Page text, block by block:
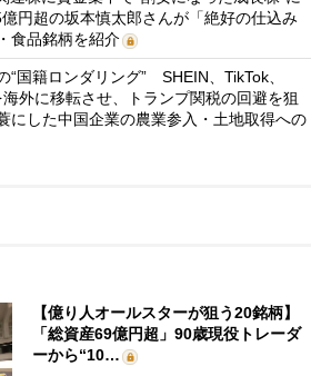
円超の坂本慎太郎さんが「絶好の仕込み
食品銘柄を紹介
“国籍ロンダリング” SHEIN、TikTok、
外に移転させ、トランプ関税の回避を狙
した中国企業の農業参入・土地取得への
【億り人オールスターが狙う20銘柄】
「総資産69億円超」90歳現役トレーダ
ーから“10…